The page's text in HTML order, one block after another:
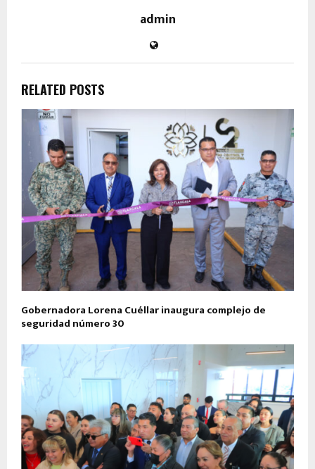
admin
RELATED POSTS
Gobernadora Lorena Cuéllar inaugura complejo de
seguridad número 30